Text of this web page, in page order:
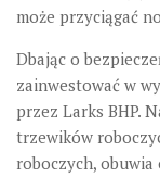
może przyciągać
Dbając o
zainwestować w
przez Larks BHP.
trzewików
roboczych,